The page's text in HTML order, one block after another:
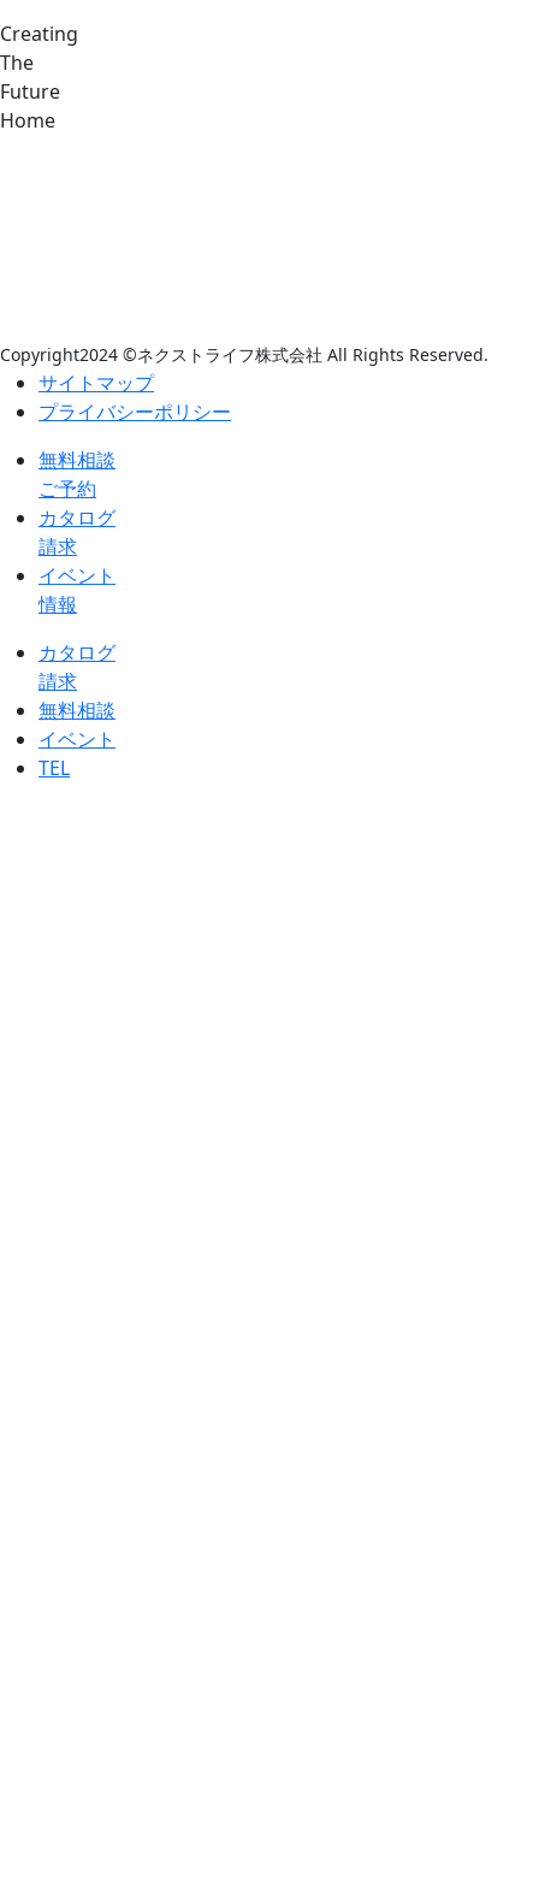
Creating
The
Future
Home
Copyright2024 ©ネクストライフ株式会社 All Rights Reserved.
サイトマップ
プライバシーポリシー
無料相談
ご予約
カタログ
請求
イベント
情報
カタログ
請求
無料相談
イベント
TEL